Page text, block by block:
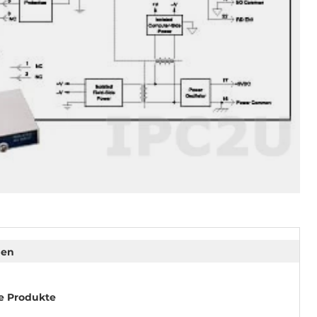
Produkte